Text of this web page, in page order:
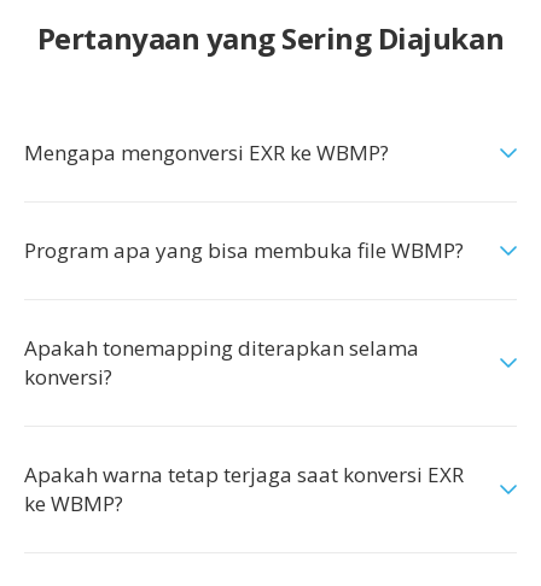
Pertanyaan yang Sering Diajukan
Mengapa mengonversi EXR ke WBMP?
Program apa yang bisa membuka file WBMP?
Apakah tonemapping diterapkan selama
konversi?
Apakah warna tetap terjaga saat konversi EXR
ke WBMP?